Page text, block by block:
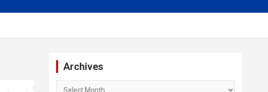
Archives